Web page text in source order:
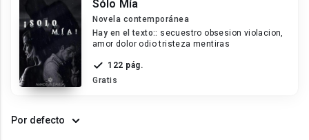
Sólo Mía
Novela contemporánea
Hay en el texto::
amor dolor odio tristeza mentiras
122 pág.
Gratis
Por defecto